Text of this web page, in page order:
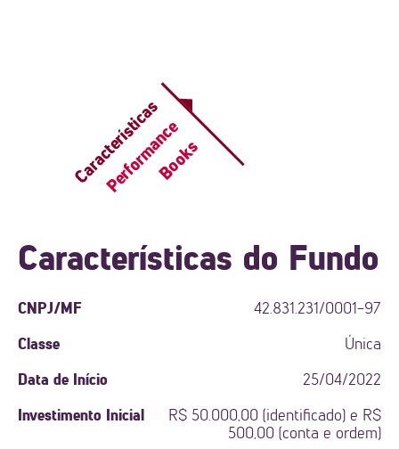
Características
Performance
Books
Características do Fundo
CNPJ/MF 42.831.231/0001-97
Classe Única
Data de Início 25/04/2022
Investimento Inicial
R$ 50.000,00 (identificado) e R$
500,00 (conta e ordem)